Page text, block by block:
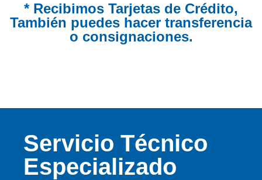
* Recibimos Tarjetas de Crédito,
También puedes hacer transferencia
o consignaciones.
Servicio Técnico
Especializado